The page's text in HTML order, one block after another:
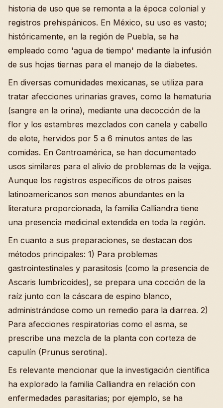
historia de uso que se remonta a la época colonial y
registros prehispánicos. En México, su uso es vasto;
históricamente, en la región de Puebla, se ha
empleado como 'agua de tiempo' mediante la infusión
de sus hojas tiernas para el manejo de la diabetes.
En diversas comunidades mexicanas, se utiliza para
tratar afecciones urinarias graves, como la hematuria
(sangre en la orina), mediante una decocción de la
flor y los estambres mezclados con canela y cabello
de elote, hervidos por 5 a 6 minutos antes de las
comidas. En Centroamérica, se han documentado
usos similares para el alivio de problemas de la vejiga.
Aunque los registros específicos de otros países
latinoamericanos son menos abundantes en la
literatura proporcionada, la familia Calliandra tiene
una presencia medicinal extendida en toda la región.
En cuanto a sus preparaciones, se destacan dos
métodos principales: 1) Para problemas
gastrointestinales y parasitosis (como la presencia de
Ascaris lumbricoides), se prepara una cocción de la
raíz junto con la cáscara de espino blanco,
administrándose como un remedio para la diarrea. 2)
Para afecciones respiratorias como el asma, se
prescribe una mezcla de la planta con corteza de
capulín (Prunus serotina).
Es relevante mencionar que la investigación científica
ha explorado la familia Calliandra en relación con
enfermedades parasitarias; por ejemplo, se ha